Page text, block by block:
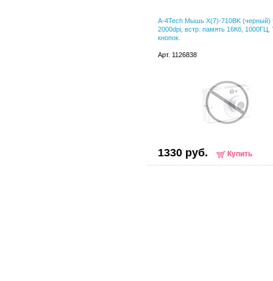
A-4Tech Мышь X(7)-710BK (черный)
2000dpi, встр. память 16Кб, 1000ГЦ,
кнопок.
Арт. 1126838
1330 руб. Купить